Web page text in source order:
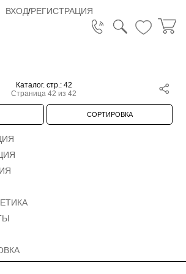
ВХОД/РЕГИСТРАЦИЯ
Каталог. стр.: 42
Страница 42 из 42
СОРТИРОВКА